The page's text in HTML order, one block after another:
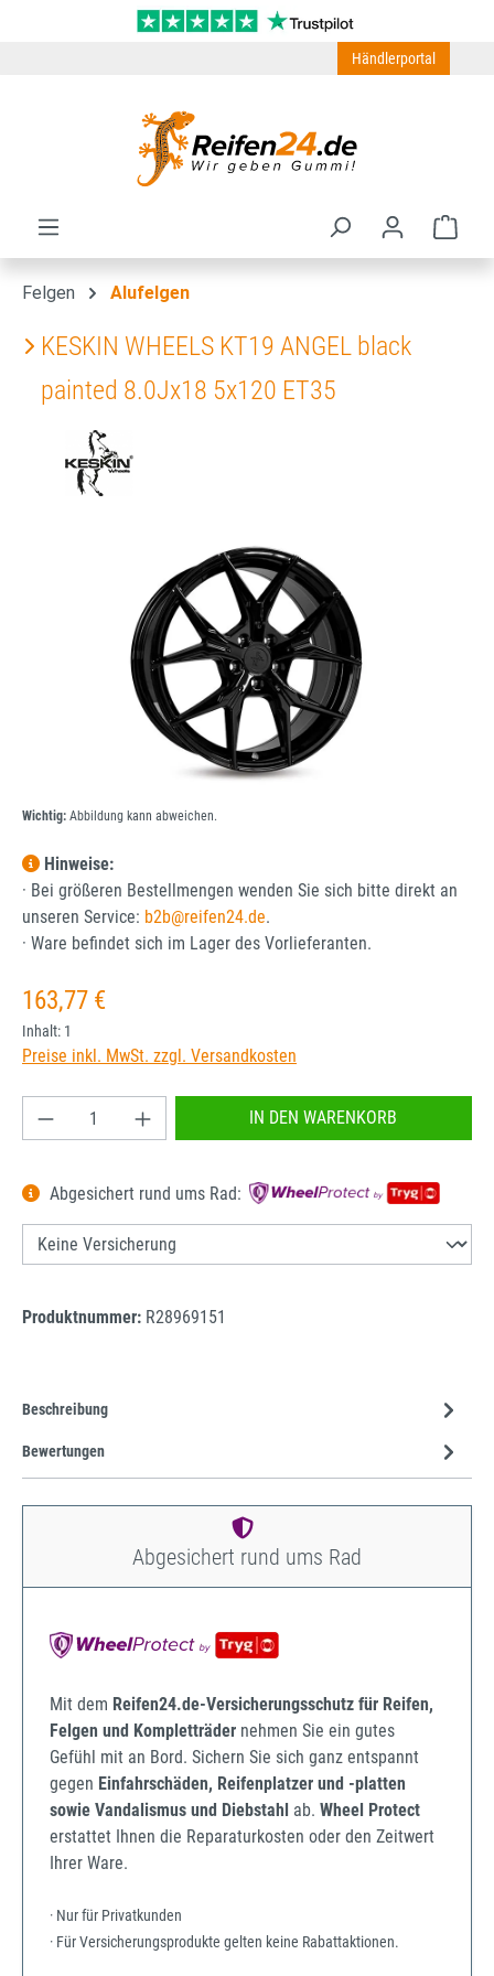
Zum Hauptinhalt springen
Händlerportal
Felgen Alufelgen
KESKIN WHEELS KT19 ANGEL black
painted 8.0Jx18 5x120 ET35
Bildergalerie überspringen
Wichtig: Abbildung kann abweichen.
Hinweise:
· Bei größeren Bestellmengen wenden Sie sich bitte direkt an
unseren Service: b2b@reifen24.de.
· Ware befindet sich im Lager des Vorlieferanten.
Regulärer Preis:
163,77 €
Inhalt: 1
Preise inkl. MwSt. zzgl. Versandkosten
Produkt Anzahl: Gib den gewünschten Wert
IN DEN WARENKORB
Abgesichert rund ums Rad:
Produktnummer: R28969151
Beschreibung
Bewertungen
Abgesichert rund ums Rad
Mit dem Reifen24.de-Versicherungsschutz für Reifen,
Felgen und Kompletträder nehmen Sie ein gutes
Gefühl mit an Bord. Sichern Sie sich ganz entspannt
gegen Einfahrschäden, Reifenplatzer und -platten
sowie Vandalismus und Diebstahl ab. Wheel Protect
erstattet Ihnen die Reparaturkosten oder den Zeitwert
Ihrer Ware.
· Nur für Privatkunden
· Für Versicherungsprodukte gelten keine Rabattaktionen.